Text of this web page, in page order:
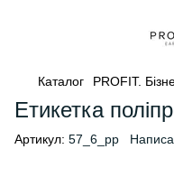
Каталог PROFIT.
Етикетка
Артикул: 57_6_pp